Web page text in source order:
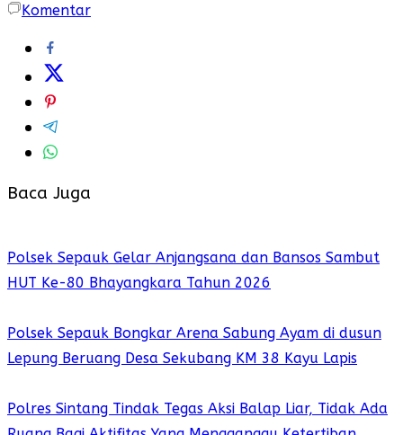
Komentar
Baca Juga
Polsek Sepauk Gelar Anjangsana dan Bansos Sambut
HUT Ke-80 Bhayangkara Tahun 2026
Polsek Sepauk Bongkar Arena Sabung Ayam di dusun
Lepung Beruang Desa Sekubang KM 38 Kayu Lapis
Polres Sintang Tindak Tegas Aksi Balap Liar, Tidak Ada